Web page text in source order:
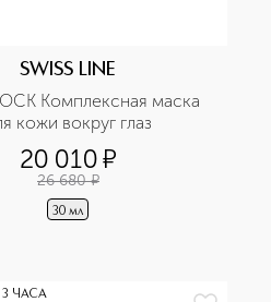
SWISS LINE
Комплексная маска
кожи вокруг глаз
20 010¤
26 680 ¤
30 мл
ЧАСА